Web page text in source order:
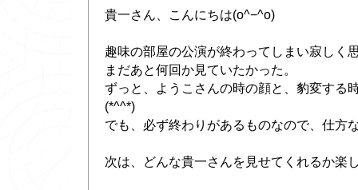
貴一さん、こんにちは(o^−^o)
趣味の部屋の公演が終わってしまい寂しく
まだあと何回か見ていたかった。
ずっと、ようこさんの時の顔と、豹変する
(*^^*)
でも、必ず終わりがあるものなので、仕方
次は、どんな貴一さんを見せてくれるか楽